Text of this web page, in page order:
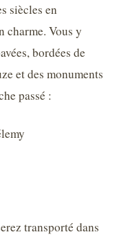
siècles en
charme. Vous y
bordées de
et des monuments
passé :
transporté dans